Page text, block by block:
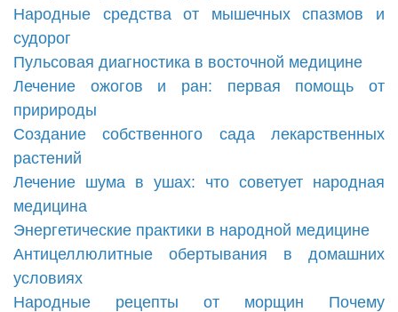
Народные средства от мышечных спазмов и
судорог
Пульсовая диагностика в восточной медицине
Лечение ожогов и ран: первая помощь от
пририроды
Создание собственного сада лекарственных
растений
Лечение шума в ушах: что советует народная
медицина
Энергетические практики в народной медицине
Антицеллюлитные обертывания в домашних
условиях
Народные рецепты от морщин Почему